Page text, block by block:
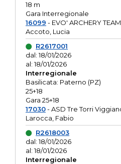
18 m
Gara Interregionale
16099 - EVO' ARCHERY TEAM
Accoto, Lucia
R2617001
dal: 18/01/2026
al: 18/01/2026
Interregionale
Basilicata: Paterno (PZ)
25+18
Gara 25+18
17030- ASD Tre Torri
Larocca, Fabio
R2618003
dal: 18/01/2026
al: 18/01/2026
Interregionale